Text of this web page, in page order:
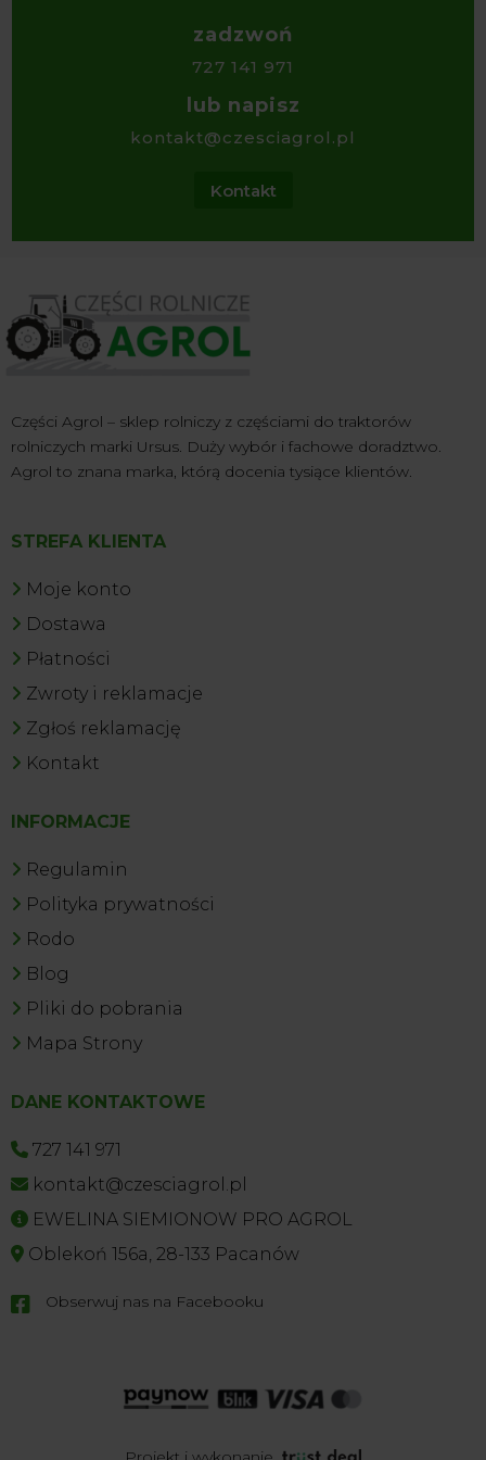
zadzwoń
727 141 971
lub napisz
kontakt@czesciagrol.pl
Kontakt
Części Agrol – sklep rolniczy z częściami do traktorów
rolniczych marki Ursus. Duży wybór i fachowe doradztwo.
Agrol to znana marka, którą docenia tysiące klientów.
STREFA KLIENTA
Moje konto
Dostawa
Płatności
Zwroty i reklamacje
Zgłoś reklamację
Kontakt
INFORMACJE
Regulamin
Polityka prywatności
Rodo
Blog
Pliki do pobrania
Mapa Strony
DANE KONTAKTOWE
727 141 971
kontakt@czesciagrol.pl
EWELINA SIEMIONOW PRO AGROL
Oblekoń 156a, 28-133 Pacanów
 Obserwuj nas na Facebooku